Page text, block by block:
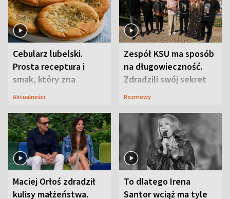
Cebularz lubelski.
Prosta receptura i
smak, który zna
Lubelszczyzna
Aktualności
Zespół KSU ma sposób
na długowieczność.
Zdradzili swój sekret
Rozmowy
Maciej Orłoś zdradził
kulisy małżeństwa.
To dlatego Irena
Santor wciąż ma tyle